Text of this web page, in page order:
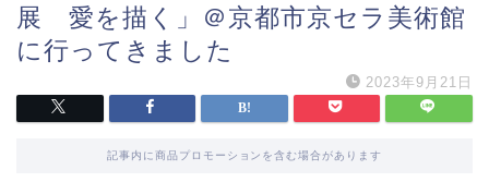
展 愛を描く」＠京都市京セラ美術館
に行ってきました
2023年9月21日
記事内に商品プロモーションを含む場合があります